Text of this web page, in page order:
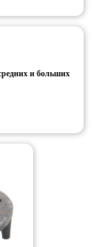
и больших